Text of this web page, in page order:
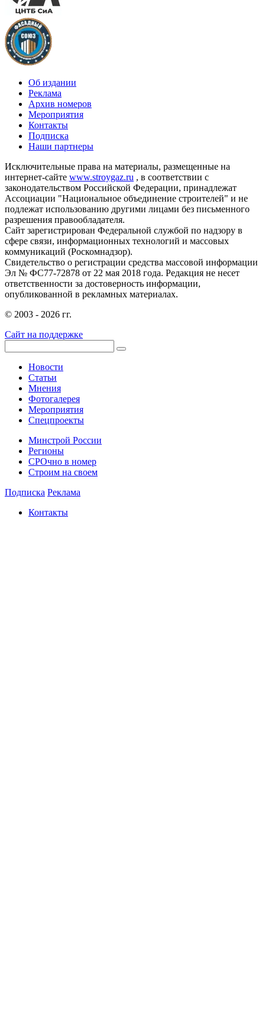
Об издании
Реклама
Архив номеров
Мероприятия
Контакты
Подписка
Наши партнеры
Исключительные права на материалы, размещенные на
интернет-сайте www.stroygaz.ru , в соответствии с
законодательством Российской Федерации, принадлежат
Ассоциации "Национальное объединение строителей" и не
подлежат использованию другими лицами без письменного
разрешения правообладателя.
Сайт зарегистрирован Федеральной службой по надзору в
сфере связи, информационных технологий и массовых
коммуникаций (Роскомнадзор).
Свидетельство о регистрации средства массовой информации
Эл № ФС77-72878 от 22 мая 2018 года. Редакция не несет
ответственности за достоверность информации,
опубликованной в рекламных материалах.
© 2003 - 2026 гг.
Сайт на поддержке
Новости
Статьи
Мнения
Фотогалерея
Мероприятия
Спецпроекты
Минстрой России
Регионы
СРОчно в номер
Строим на своем
Подписка Реклама
Контакты